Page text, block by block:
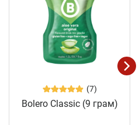
(7)
Bolero Classic (9 грам)